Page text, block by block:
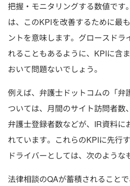
把握・モニタリングする数値です
は、このKPIを改善するために最
ントを意味します。グロースドラ
れることもあるように、KPIに含
おいて問題ないでしょう。
例えば、弁護士ドットコムの「弁
ついては、月間のサイト訪問者数
弁護士登録者数などが、IR資料に
れています。これらのKPIに先行
ドライバーとしては、次のような
法律相談のQAが蓄積されること